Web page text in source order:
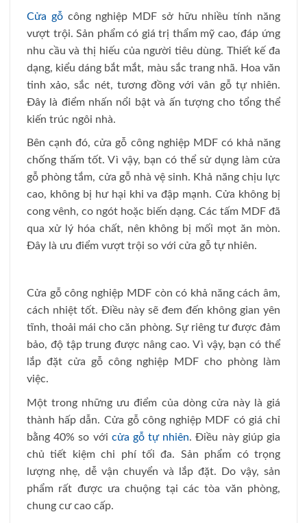
Cửa gỗcông nghiệp MDF sở hữu nhiều tính năng
vượt trội. Sản phẩm có giá trị thẩm mỹ cao, đáp ứng
nhu cầu và thị hiếu của người tiêu dùng. Thiết kế đa
dạng, kiểu dáng bắt mắt, màu sắc trang nhã. Hoa văn
tinh xảo, sắc nét, tương đồng với vân gỗ tự nhiên.
Đây là điểm nhấn nổi bật và ấn tượng cho tổng thể
kiến trúc ngôi nhà.
Bên cạnh đó, cửa gỗ công nghiệp MDF có khả năng
chống thấm tốt. Vì vậy, bạn có thể sử dụng làm cửa
gỗ phòng tắm, cửa gỗ nhà vệ sinh. Khả năng chịu lực
cao, không bị hư hại khi va đập mạnh. Cửa không bị
cong vênh, co ngót hoặc biến dạng. Các tấm MDF đã
qua xử lý hóa chất, nên không bị mối mọt ăn mòn.
Đây là ưu điểm vượt trội so với cửa gỗ tự nhiên.
Cửa gỗ công nghiệp MDF còn có khả năng cách âm,
cách nhiệt tốt. Điều này sẽ đem đến không gian yên
tĩnh, thoải mái cho căn phòng. Sự riêng tư được đảm
bảo, độ tập trung được nâng cao. Vì vậy, bạn có thể
lắp đặt cửa gỗ công nghiệp MDF cho phòng làm
việc.
Một trong những ưu điểm của dòng cửa này là giá
thành hấp dẫn. Cửa gỗ công nghiệp MDF có giá chỉ
bằng 40% so với cửa gỗ tự nhiên. Điều này giúp gia
chủ tiết kiệm chi phí tối đa. Sản phẩm có trọng
lượng nhẹ, dễ vận chuyển và lắp đặt. Do vậy, sản
phẩm rất được ưa chuộng tại các tòa văn phòng,
chung cư cao cấp.